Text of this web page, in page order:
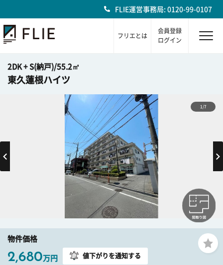
FLIE運営事務局: 0120-99-0107
フリエとは
会員登録
ログイン
2DK + S(納戸)/55.2㎡
東久蓮根ハイツ
1/7
物件価格
2,680万円 値下がりを通知する